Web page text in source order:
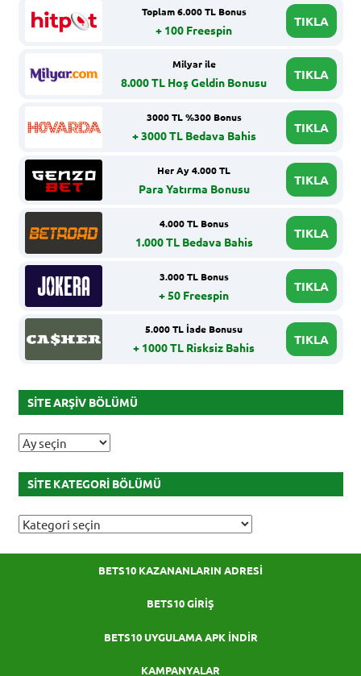
Toplam 6.000 TL Bonus
+ 100 Freespin
TIKLA
Milyar ile
8.000 TL Hoş Geldin Bonusu
TIKLA
3000 TL %300 Bonus
+ 3000 TL Bedava Bahis
TIKLA
Her Ay 4.000 TL
Para Yatırma Bonusu
TIKLA
4.000 TL Bonus
1.000 TL Bedava Bahis
TIKLA
3.000 TL Bonus
+ 50 Freespin
TIKLA
5.000 TL İade Bonusu
+ 1000 TL Risksiz Bahis
TIKLA
SITE ARŞIV BÖLÜMÜ
Site
Bölümü
SITE KATEGORI BÖLÜMÜ
Site
BETS10 KAZANANLARIN ADRESI
BETS10 GIRIŞ
BETS10 UYGULAMA APK İNDIR
KAMPANYALAR